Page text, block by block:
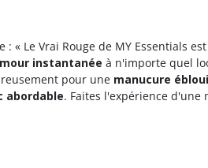
« Le Vrai Rouge de MY Essentials
instantanée à n'importe quel
pour une manucure
abordable. Faites l'expérience d'une